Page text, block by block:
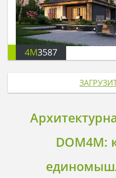
4M3587
DOM4M: